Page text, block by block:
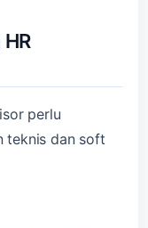
perlu
teknis dan soft